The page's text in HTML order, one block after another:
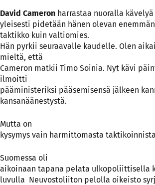
David Cameron harrastaa nuoralla kävelyä
yleisesti pidetään hänen olevan
taktikko kuin valtiomies.
Hän pyrkii seuraavalle kaudelle. Olen
mieltä, että
Cameron matkii Timo Soinia. Nyt kävi
ilmoitti
pääministeriksi pääsemisensä jälkeen
kansanäänestystä.
Mutta on
kysymys vain harmittomasta
Suomessa oli
aikoinaan tapana pelata ulkopoliittisella
luvulla Neuvostoliiton pelolla oikeisto